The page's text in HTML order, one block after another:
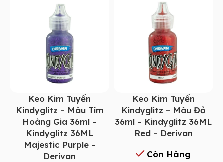
Keo Kim Tuyến
Kindyglitz – Màu Tím
Hoàng Gia 36ml –
Kindyglitz 36ML
Majestic Purple –
Derivan
Keo Kim Tuyến
Kindyglitz – Màu Đỏ
36ml – Kindyglitz 36ML
Red – Derivan
Còn Hàng